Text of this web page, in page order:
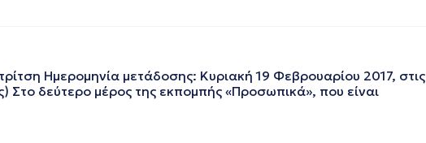
Ημερομηνία μετάδοσης: Κυριακή 19 Φεβρουαρίου 2017, στις
Στο δεύτερο μέρος της εκπομπής «Προσωπικά», που είναι